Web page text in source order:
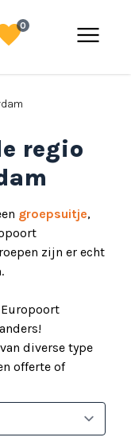
menu
0
regio
groepsuitje,
zijn er echt
diverse type
offerte of